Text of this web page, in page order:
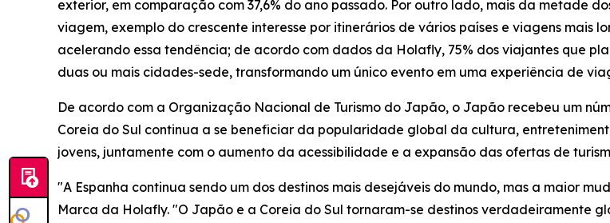
exterior, em comparação com 37,6% do ano passado. Por outro lado, mais da metade
viagem, exemplo do crescente interesse por itinerários de vários países e viagens mais
acelerando essa tendência; de acordo com dados da Holafly, 75% dos viajantes que
duas ou mais cidades-sede, transformando um único evento em uma experiência de
De acordo com a Organização Nacional de Turismo do Japão, o Japão recebeu um
Coreia do Sul continua a se beneficiar da popularidade global da cultura,
jovens, juntamente com o aumento da acessibilidade e a expansão das ofertas de
"A Espanha continua sendo um dos destinos mais desejáveis do mundo, mas a maior
Marca da Holafly. "O Japão e a Coreia do Sul tornaram-se destinos verdadeiramente